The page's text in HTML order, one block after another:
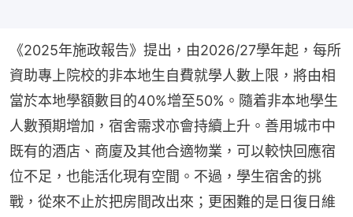
《2025年施政報告》提出，由2026/27學年起，每所
資助專上院校的非本地生自費就學人數上限，將由相
當於本地學額數目的40%增至50%。隨着非本地學生
人數預期增加，宿舍需求亦會持續上升。善用城市中
既有的酒店、商廈及其他合適物業，可以較快回應宿
位不足，也能活化現有空間。不過，學生宿舍的挑
戰，從來不止於把房間改出來；更困難的是日復日維